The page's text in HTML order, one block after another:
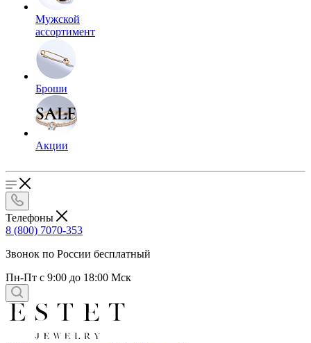
Мужской
ассортимент
Броши
Акции
Телефоны
8 (800) 7070-353
Звонок по России бесплатный
Пн-Пт с 9:00 до 18:00 Мск